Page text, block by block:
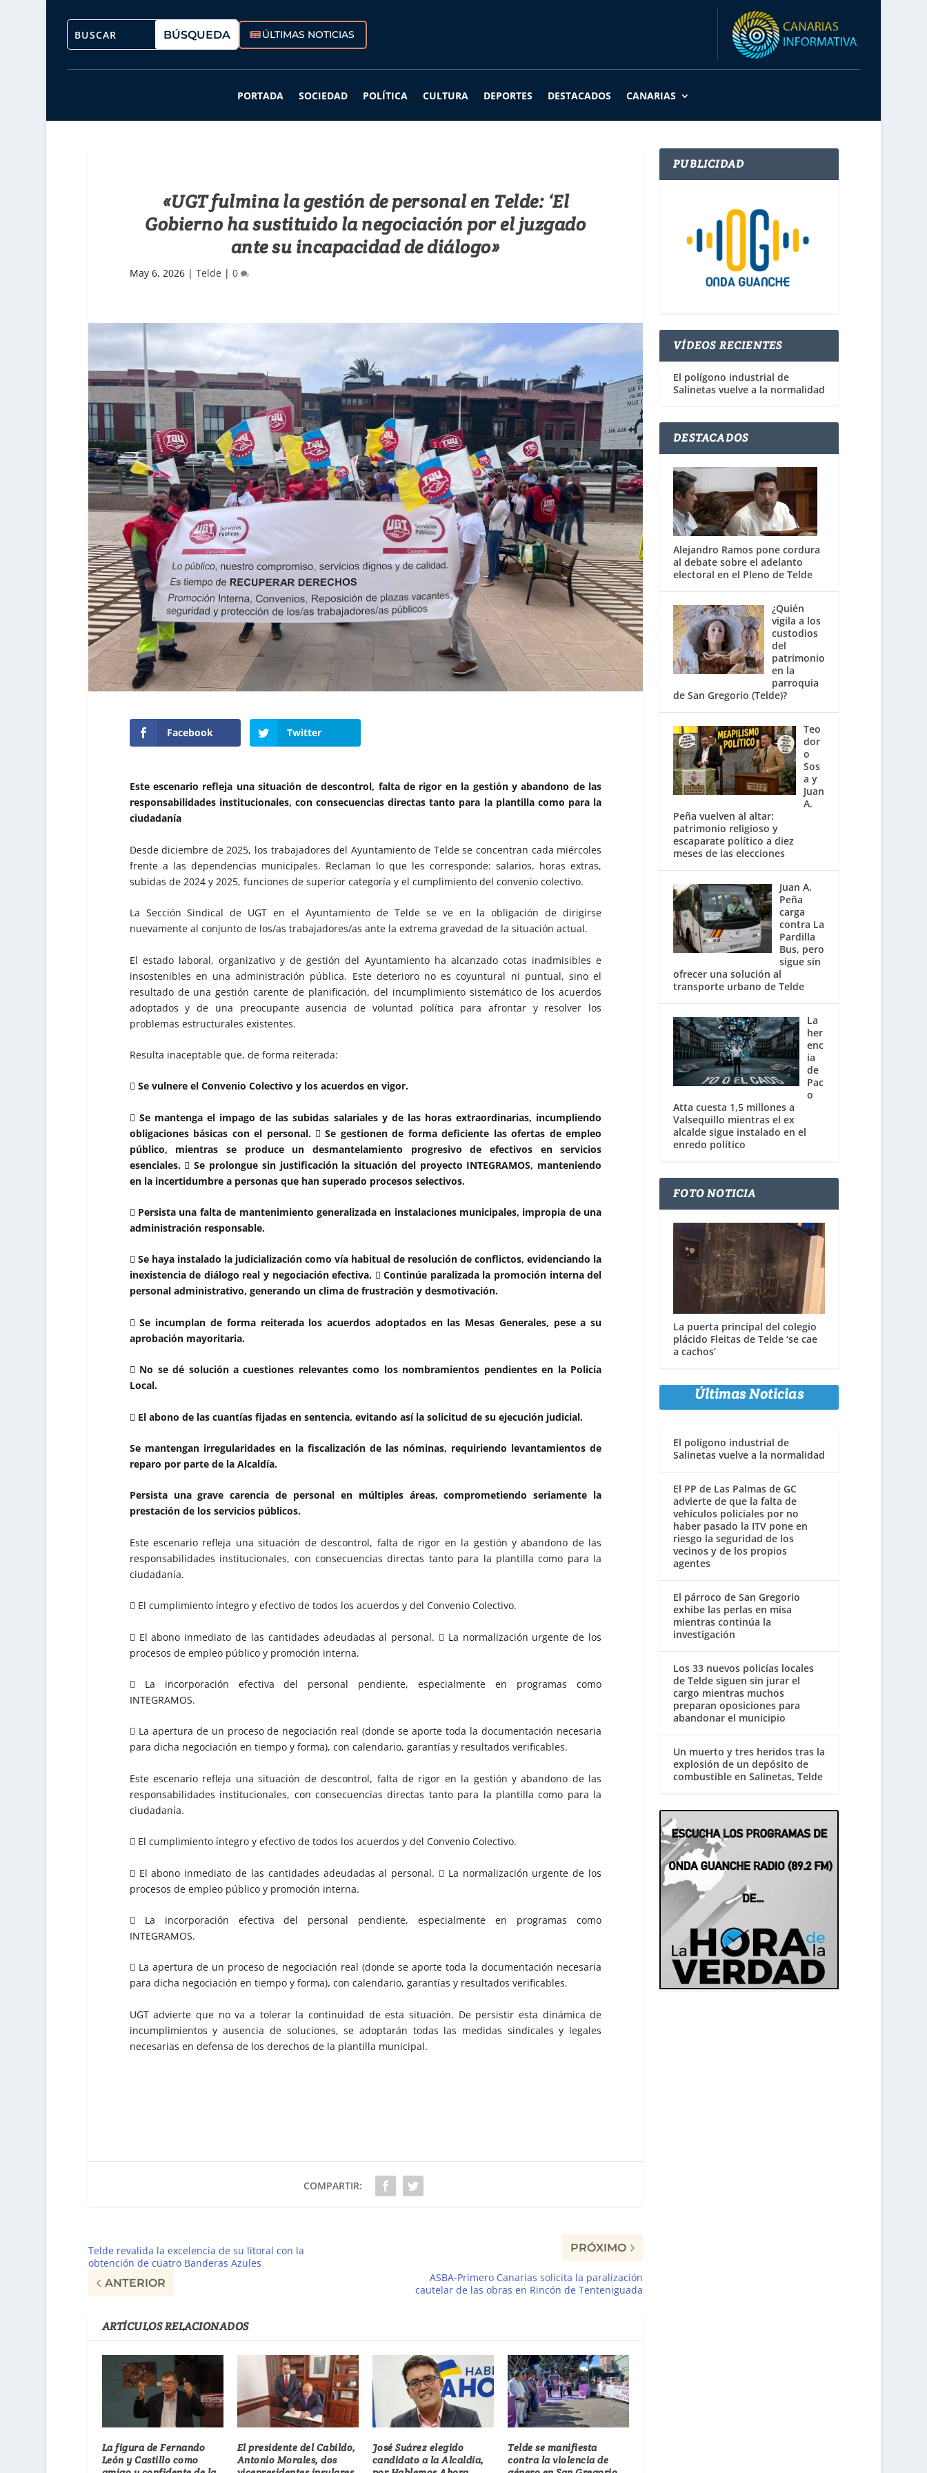
ÚLTIMAS NOTICIAS
PORTADA SOCIEDAD POLÍTICA CULTURA DEPORTES DESTACADOS CANARIAS
«UGT fulmina la gestión de personal en Telde: ‘El
Gobierno ha sustituido la negociación por el juzgado
ante su incapacidad de diálogo»
May 6, 2026| Telde | 0
Facebook Twitter
Este escenario refleja una situación de descontrol, falta de rigor en la gestión y abandono de las
responsabilidades institucionales, con consecuencias directas tanto para la plantilla como para la
ciudadanía
Desde diciembre de 2025, los trabajadores del Ayuntamiento de Telde se concentran cada miércoles
frente a las dependencias municipales. Reclaman lo que les corresponde: salarios, horas extras,
subidas de 2024 y 2025, funciones de superior categoría y el cumplimiento del convenio colectivo.
La Sección Sindical de UGT en el Ayuntamiento de Telde se ve en la obligación de dirigirse
nuevamente al conjunto de los/as trabajadores/as ante la extrema gravedad de la situación actual.
El estado laboral, organizativo y de gestión del Ayuntamiento ha alcanzado cotas inadmisibles e
insostenibles en una administración pública. Este deterioro no es coyuntural ni puntual, sino el
resultado de una gestión carente de planificación, del incumplimiento sistemático de los acuerdos
adoptados y de una preocupante ausencia de voluntad política para afrontar y resolver los
problemas estructurales existentes.
Resulta inaceptable que, de forma reiterada:
 Se vulnere el Convenio Colectivo y los acuerdos en vigor.
 Se mantenga el impago de las subidas salariales y de las horas extraordinarias, incumpliendo
obligaciones básicas con el personal.  Se gestionen de forma deficiente las ofertas de empleo
público, mientras se produce un desmantelamiento progresivo de efectivos en servicios
esenciales.  Se prolongue sin justificación la situación del proyecto INTEGRAMOS, manteniendo
en la incertidumbre a personas que han superado procesos selectivos.
 Persista una falta de mantenimiento generalizada en instalaciones municipales, impropia de una
administración responsable.
 Se haya instalado la judicialización como vía habitual de resolución de conflictos, evidenciando la
inexistencia de diálogo real y negociación efectiva.  Continúe paralizada la promoción interna del
personal administrativo, generando un clima de frustración y desmotivación.
 Se incumplan de forma reiterada los acuerdos adoptados en las Mesas Generales, pese a su
aprobación mayoritaria.
 No se dé solución a cuestiones relevantes como los nombramientos pendientes en la Policía
Local.
 El abono de las cuantías fijadas en sentencia, evitando así la solicitud de su ejecución judicial.
Se mantengan irregularidades en la fiscalización de las nóminas, requiriendo levantamientos de
reparo por parte de la Alcaldía.
Persista una grave carencia de personal en múltiples áreas, comprometiendo seriamente la
prestación de los servicios públicos.
Este escenario refleja una situación de descontrol, falta de rigor en la gestión y abandono de las
responsabilidades institucionales, con consecuencias directas tanto para la plantilla como para la
ciudadanía.
 El cumplimiento íntegro y efectivo de todos los acuerdos y del Convenio Colectivo.
 El abono inmediato de las cantidades adeudadas al personal.  La normalización urgente de los
procesos de empleo público y promoción interna.
 La incorporación efectiva del personal pendiente, especialmente en programas como
INTEGRAMOS.
 La apertura de un proceso de negociación real (donde se aporte toda la documentación necesaria
para dicha negociación en tiempo y forma), con calendario, garantías y resultados verificables.
Este escenario refleja una situación de descontrol, falta de rigor en la gestión y abandono de las
responsabilidades institucionales, con consecuencias directas tanto para la plantilla como para la
ciudadanía.
 El cumplimiento íntegro y efectivo de todos los acuerdos y del Convenio Colectivo.
 El abono inmediato de las cantidades adeudadas al personal.  La normalización urgente de los
procesos de empleo público y promoción interna.
 La incorporación efectiva del personal pendiente, especialmente en programas como
INTEGRAMOS.
 La apertura de un proceso de negociación real (donde se aporte toda la documentación necesaria
para dicha negociación en tiempo y forma), con calendario, garantías y resultados verificables.
UGT advierte que no va a tolerar la continuidad de esta situación. De persistir esta dinámica de
incumplimientos y ausencia de soluciones, se adoptarán todas las medidas sindicales y legales
necesarias en defensa de los derechos de la plantilla municipal.
COMPARTIR:
Telde revalida la excelencia de su litoral con la
obtención de cuatro Banderas Azules
ANTERIOR
PRÓXIMO
ASBA-Primero Canarias solicita la paralización
cautelar de las obras en Rincón de Tenteniguada
ARTÍCULOS RELACIONADOS
La figura de Fernando
León y Castillo como
El presidente del Cabildo,
Antonio Morales, dos
José Suárez elegido
candidato a la Alcaldía,
Telde se manifiesta
contra la violencia de
PUBLICIDAD
VÍDEOS RECIENTES
El polígono industrial de
Salinetas vuelve a la normalidad
DESTACADOS
Alejandro Ramos pone cordura
al debate sobre el adelanto
electoral en el Pleno de Telde
¿Quién
vigila a los
custodios
del
patrimonio
en la
parroquia
de San Gregorio (Telde)?
Teo
dor
o
Sos
a y
Juan
A.
Peña vuelven al altar:
patrimonio religioso y
escaparate político a diez
meses de las elecciones
Juan A.
Peña
carga
contra La
Pardilla
Bus, pero
sigue sin
ofrecer una solución al
transporte urbano de Telde
La
her
enc
ia
de
Pac
o
Atta cuesta 1,5 millones a
Valsequillo mientras el ex
alcalde sigue instalado en el
enredo político
FOTO NOTICIA
La puerta principal del colegio
plácido Fleitas de Telde ‘se cae
a cachos’
Últimas Noticias
El polígono industrial de
Salinetas vuelve a la normalidad
El PP de Las Palmas de GC
advierte de que la falta de
vehículos policiales por no
haber pasado la ITV pone en
riesgo la seguridad de los
vecinos y de los propios
agentes
El párroco de San Gregorio
exhibe las perlas en misa
mientras continúa la
investigación
Los 33 nuevos policías locales
de Telde siguen sin jurar el
cargo mientras muchos
preparan oposiciones para
abandonar el municipio
Un muerto y tres heridos tras la
explosión de un depósito de
combustible en Salinetas, Telde